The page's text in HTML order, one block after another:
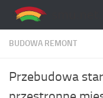
Skip to content
BUDOWA REMONT
Przebudowa